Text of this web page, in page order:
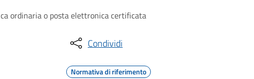
ordinaria o posta elettronica certificata
Condividi
Normativa di riferimento